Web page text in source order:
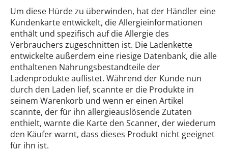
Um diese Hürde zu überwinden, hat der Händler eine
Kundenkarte entwickelt, die Allergieinformationen
enthält und spezifisch auf die Allergie des
Verbrauchers zugeschnitten ist. Die Ladenkette
entwickelte außerdem eine riesige Datenbank, die alle
enthaltenen Nahrungsbestandteile der
Ladenprodukte auflistet. Während der Kunde nun
durch den Laden lief, scannte er die Produkte in
seinem Warenkorb und wenn er einen Artikel
scannte, der für ihn allergieauslösende Zutaten
enthielt, warnte die Karte den Scanner, der wiederum
den Käufer warnt, dass dieses Produkt nicht geeignet
für ihn ist.